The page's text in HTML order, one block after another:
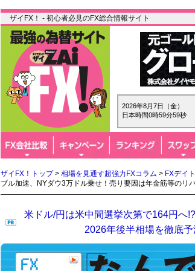
ザイFX！ - 初心者必見のFX総合情報サイト
2026年8月7日（金）
日本時間1時0分0秒
ザイFX！トップ> 相場を見通す超強力FXコラム > FXデイ
ブル加速、NYダウ3万ドル乗せ！売り要因は年金筋等のリバ
米ドル/円は米中間選挙次第で164円へ
2026年後半相場を徹底